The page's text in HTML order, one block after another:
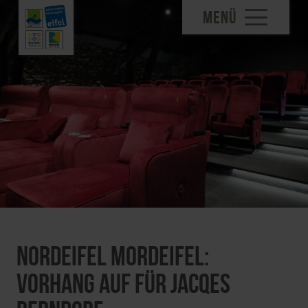
MENÜ
Nordeifel Mordeifel:
Vorhang auf für Jacqes